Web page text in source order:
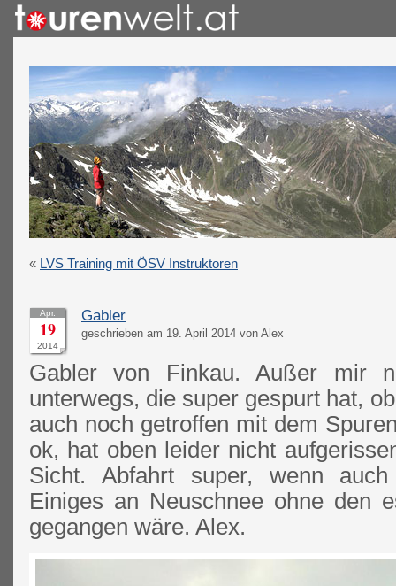
« LVS Training mit ÖSV Instruktoren
Apr.
19
2014
Gabler
geschrieben am 19. April 2014 von Alex
Gabler von Finkau. Außer mir
unterwegs, die super gespurt hat,
auch noch getroffen mit dem
ok, hat oben leider nicht
Sicht. Abfahrt super, wenn
Einiges an Neuschnee ohne den
gegangen wäre. Alex.